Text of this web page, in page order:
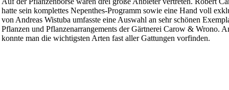
hatte sein komplettes Nepenthes-Programm sowie eine Hand voll
von Andreas Wistuba umfasste eine Auswahl an sehr schönen
Pflanzen und Pflanzenarrangements der Gärtnerei Carow & Wrono.
konnte man die wichtigsten Arten fast aller Gattungen vorfinden.